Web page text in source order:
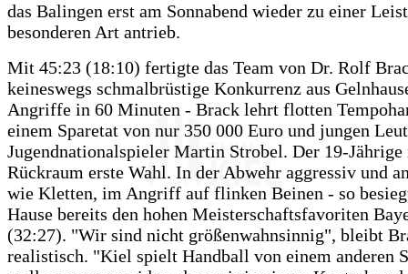
das Balingen erst am Sonnabend wieder zu einer
besonderen Art antrieb.
Mit 45:23 (18:10) fertigte das Team von Dr. Rolf
keineswegs schmalbrüstige Konkurrenz aus
Angriffe in 60 Minuten - Brack lehrt flotten
einem Sparetat von nur 350 000 Euro und jungen
Jugendnationalspieler Martin Strobel. Der 19-
Rückraum erste Wahl. In der Abwehr aggressiv und
wie Kletten, im Angriff auf flinken Beinen - so
Hause bereits den hohen Meisterschaftsfavoriten
(32:27). "Wir sind nicht größenwahnsinnig", bleibt
realistisch. "Kiel spielt Handball von einem anderen